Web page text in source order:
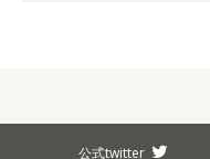
公式twitter